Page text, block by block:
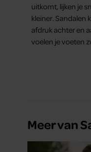
uitkomt, lijken je
kleiner. Sandalen
afdruk achter en
voelen je voeten
Meer van